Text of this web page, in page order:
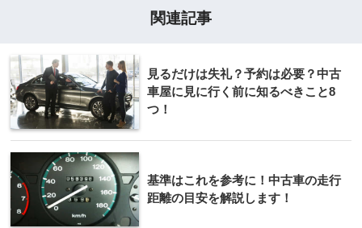
関連記事
見るだけは失礼？予約は必要？中古
車屋に見に行く前に知るべきこと8
つ！
基準はこれを参考に！中古車の走行
距離の目安を解説します！